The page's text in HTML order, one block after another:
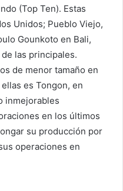
(Top Ten). Estas
Unidos; Pueblo Viejo,
Gounkoto en Bali,
las principales.
de menor tamaño en
es Tongon, en
inmejorables
en los últimos
su producción por
operaciones en